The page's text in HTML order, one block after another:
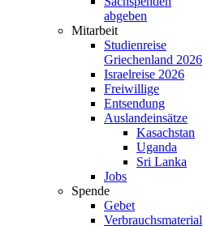
abgeben
Mitarbeit
Studienreise
Griechenland 2026
Israelreise 2026
Freiwillige
Entsendung
Auslandeinsätze
Kasachstan
Uganda
Sri Lanka
Jobs
Spende
Gebet
Verbrauchsmaterial